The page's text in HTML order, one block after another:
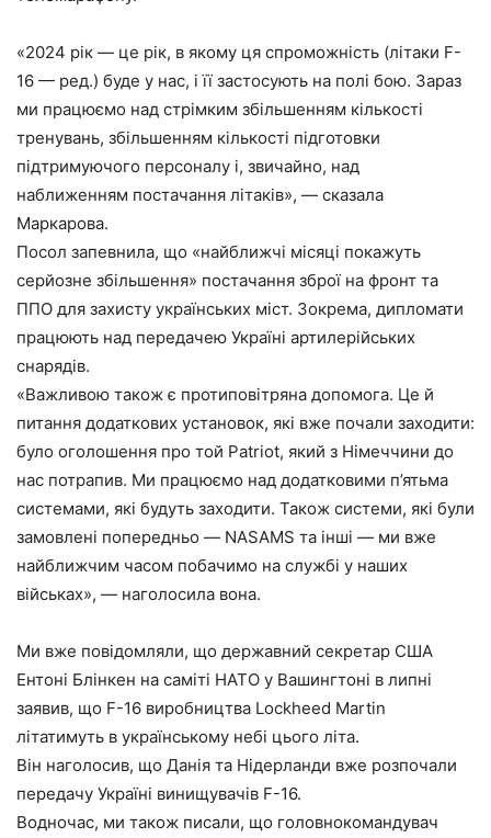
«2024 рік — це рік, в якому ця спроможність (літаки F-
16 — ред.) буде у нас, і її застосують на полі бою. Зараз
ми працюємо над стрімким збільшенням кількості
тренувань, збільшенням кількості підготовки
підтримуючого персоналу і, звичайно, над
наближенням постачання літаків», — сказала
Маркарова.
Посол запевнила, що «найближчі місяці покажуть
серйозне збільшення» постачання зброї на фронт та
ППО для захисту українських міст. Зокрема, дипломати
працюють над передачею Україні артилерійських
снарядів.
«Важливою також є протиповітряна допомога. Це й
питання додаткових установок, які вже почали заходити:
було оголошення про той Patriot, який з Німеччини до
нас потрапив. Ми працюємо над додатковими п’ятьма
системами, які будуть заходити. Також системи, які були
замовлені попередньо — NASAMS та інші — ми вже
найближчим часом побачимо на службі у наших
військах», — наголосила вона.
Ми вже повідомляли, що державний секретар США
Ентоні Блінкен на саміті НАТО у Вашингтоні в липні
заявив, що F-16 виробництва Lockheed Martin
літатимуть в українському небі цього літа.
Він наголосив, що Данія та Нідерланди вже розпочали
передачу Україні винищувачів F-16.
Водночас, ми також писали, що головнокомандувач